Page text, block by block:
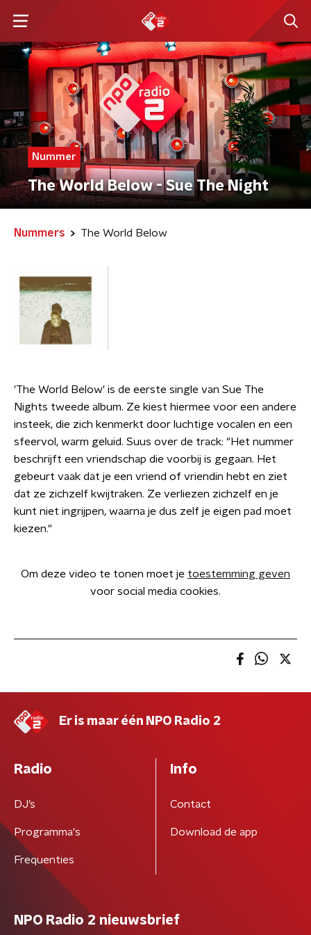
Nummer
The World Below - Sue The Night
Nummers The World Below
'The World Below' is de eerste single van Sue The
Nights tweede album. Ze kiest hiermee voor een andere
insteek, die zich kenmerkt door luchtige vocalen en een
sfeervol, warm geluid. Suus over de track: "Het nummer
beschrijft een vriendschap die voorbij is gegaan. Het
gebeurt vaak dat je een vriend of vriendin hebt en ziet
dat ze zichzelf kwijtraken. Ze verliezen zichzelf en je
kunt niet ingrijpen, waarna je dus zelf je eigen pad moet
kiezen."
Om deze video te tonen moet je toestemming geven
voor social media cookies.
Er is maar één NPO Radio 2
Radio
DJ’s
Programma's
Frequenties
Info
Contact
Download de app
NPO Radio 2 nieuwsbrief